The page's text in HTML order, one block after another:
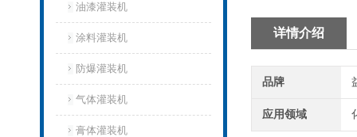
油漆灌装机
涂料灌装机
防爆灌装机
气体灌装机
膏体灌装机
详情介绍
品牌
应用领域